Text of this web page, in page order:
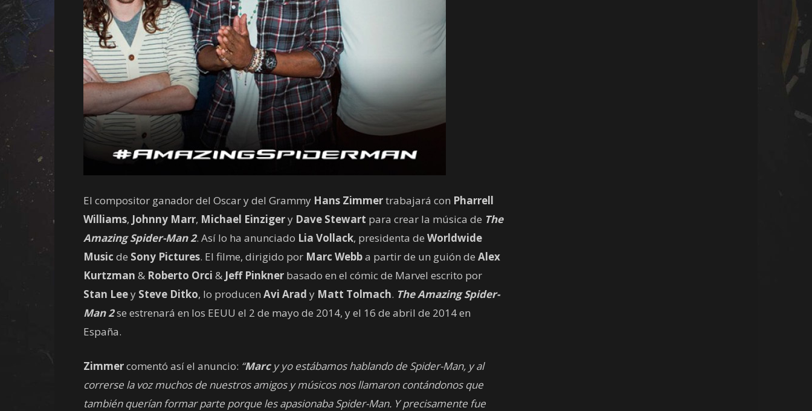
El compositor ganador del Oscar y del Grammy Hans Zimmertrabajará con Pharrell
Williams, Johnny Marr, Michael Einzigery Dave Stewart para crear la música de The
Amazing Spider-Man 2. Así lo ha anunciado Lia Vollack, presidenta de Worldwide
Music de Sony Pictures. El filme, dirigido por Marc Webba partir de un guión de Alex
Kurtzman & Roberto Orci & Jeff Pinkner basado en el cómic de Marvel escrito por
Stan Leey Steve Ditko, lo producen Avi Arad y Matt Tolmach. The Amazing Spider-
Man 2se estrenará en los EEUU el 2 de mayo de 2014, y el 16 de abril de 2014 en
España.
Zimmercomentó así el anuncio: “Marcy yo estábamos hablando de Spider-Man, y al
correrse la voz muchos de nuestros amigos y músicos nos llamaron contándonos que
también querían formar parte porque les apasionaba Spider-Man. Y precisamente fue